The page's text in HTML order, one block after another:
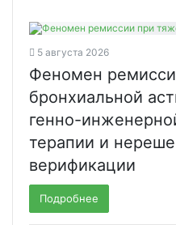
5 августа 2026
Феномен
бронхиальной
генно-
терапии и
верификации
Подробнее